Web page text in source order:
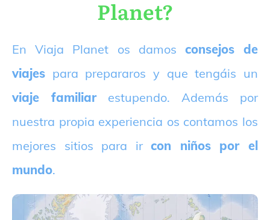
Planet?
En Viaja Planet os damos consejos de
viajes para prepararos y que tengáis un
viaje familiarestupendo. Además por
nuestra propia experiencia os contamos los
mejores sitios para ircon niños por el
mundo.